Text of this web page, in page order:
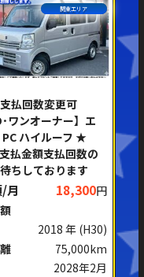
左ハンドル
関東エリア
払回数変更可
･ワンオーナー】エ
PC ハイルーフ ★
払金額支払回数の
ちしております
月 18,300円
2018 年 (H30)
75,000km
2028年2月